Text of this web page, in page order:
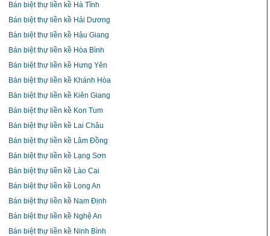
Bán biệt thự liền kề Hà Tĩnh
Bán biệt thự liền kề Hải Dương
Bán biệt thự liền kề Hậu Giang
Bán biệt thự liền kề Hòa Bình
Bán biệt thự liền kề Hưng Yên
Bán biệt thự liền kề Khánh Hòa
Bán biệt thự liền kề Kiên Giang
Bán biệt thự liền kề Kon Tum
Bán biệt thự liền kề Lai Châu
Bán biệt thự liền kề Lâm Đồng
Bán biệt thự liền kề Lạng Sơn
Bán biệt thự liền kề Lào Cai
Bán biệt thự liền kề Long An
Bán biệt thự liền kề Nam Định
Bán biệt thự liền kề Nghệ An
Bán biệt thự liền kề Ninh Bình